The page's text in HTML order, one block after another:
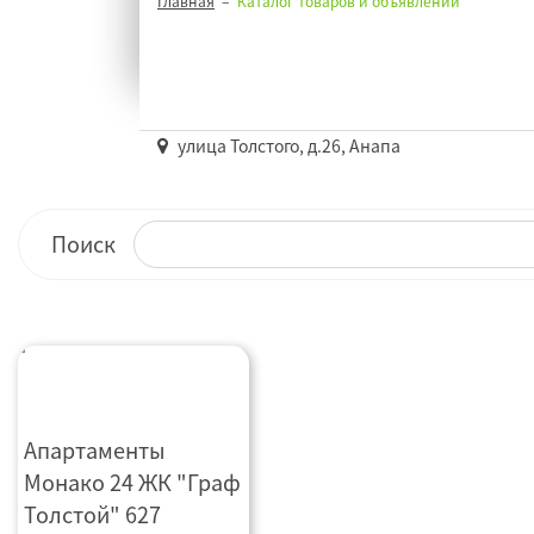
улица Толстого, д.26, Анапа
Поиск
24 ЖК "Граф Толстой" 627
Апартаменты
Монако 24 ЖК "Граф
Толстой" 627